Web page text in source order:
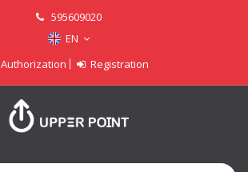
595609020
EN
Authorization
Registration